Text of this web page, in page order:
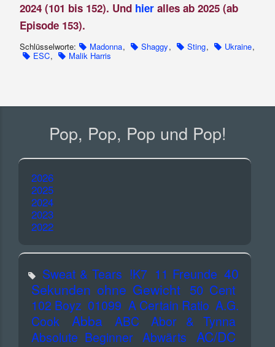
2024 (101 bis 152). Und hier alles ab 2025 (ab
Episode 153).
Schlüsselworte: Madonna, Shaggy, Sting, Ukraine,
ESC, Malik Harris
Pop, Pop, Pop und Pop!
2026
2025
2024
2023
2022
Sweat & Tears !K7 11 Freunde 40
Sekunden ohne Gewicht 50 Cent
102 Boyz 01099 A Certain Ratio A.G.
Cook
Abba ABC
Abor & Tynna
Absolute Beginner Abwärts AC/DC